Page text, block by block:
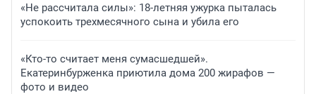
«Не рассчитала силы»: 18-летняя ужурка пыталась
успокоить трехмесячного сына и убила его
«Кто-то считает меня сумасшедшей».
Екатеринбурженка приютила дома 200 жирафов —
фото и видео